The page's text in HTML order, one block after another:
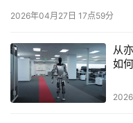
构。SB-29520FF系列
SB-29520FF系列能
而不需要使用额外的
型的主机共享同一磁盘
2026年04月27日 17点59分
从
如